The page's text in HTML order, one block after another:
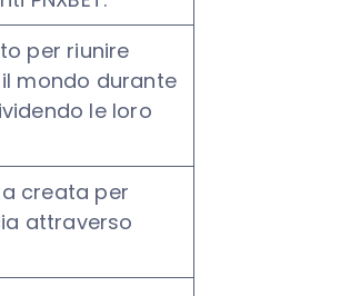
per riunire
mondo durante
le loro
creata per
attraverso